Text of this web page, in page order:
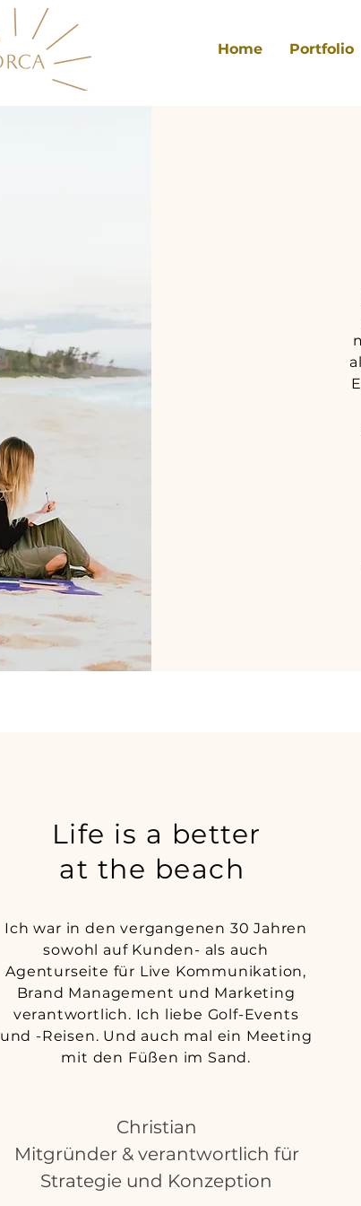
Home Portfolio
Life is a better
at the beach
Ich war in den vergangenen 30 Jahren
sowohl auf Kunden- als auch
Agenturseite für Live Kommunikation,
Brand Management und Marketing
verantwortlich. Ich liebe Golf-Events
und -Reisen. Und auch mal ein Meeting
mit den Füßen im Sand.
Christian
Mitgründer & verantwortlich für
Strategie und Konzeption